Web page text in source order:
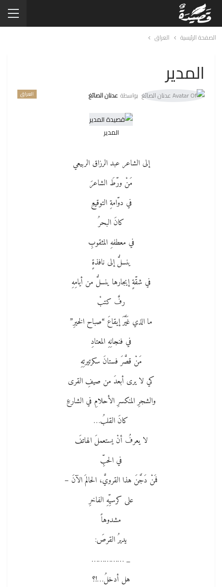
الصفحة الرئيسية العراق
المدير
العراق بواسطة عدنان الصائغ
المدير
إلى الشاعر عبد الرزاق الربيعي
مَنْ ورّطَ الشاعرَ
في دوّامةِ التوقيعِ
كانَ البحرُ
في معطفهِ المثقوبِ
ينسلُّ إلى نافذةٍ
في شقّةٍ إيجارها ينسلُّ من أيامِهِ
رفَّ كتبْ
ما الذي غَيَّرَ إيقاعَ “صباح الخيرِ”
في فنجانِهِ المعتادِ
مَنْ قصَّرَ فستانَ سكرتيرتِهِ
كي لا يرى أبعدَ من صيفِ القرى
والشجرِ المنكسرِ الأحلامِ في الشارعِ
كانَ القلبُ…
لا يعرفُ أنْ يستعملَ الهاتفَ
في الحبِّ
فمَنْ دَجَّنَ هذا القرويَّ، الحالمَ الآنَ –
على كرسيِّهِ الفاخرِ
مشدوهاً
يديرُ القرصَ:
_ ……………
هل أدخلُ…!؟